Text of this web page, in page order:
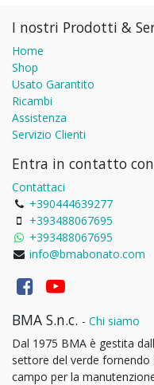
I nostri Prodotti &
Home
Shop
Usato Garantito
Ricambi
Assistenza
Servizio Clienti
Entra in contatto
Contattaci
+390444639277
+393488067695
+393488067695
info@bmabonato.com
BMA S.n.c. - Chi siamo
Dal 1975 BMA è gestita
settore del verde
campo per la